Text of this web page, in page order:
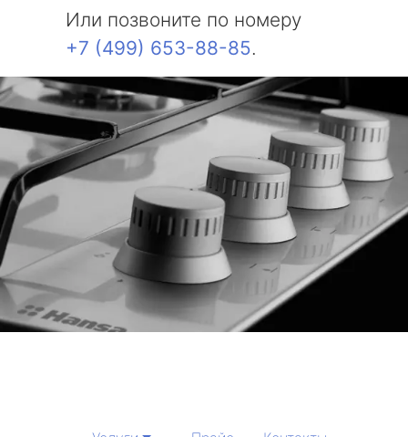
Или позвоните по номеру
+7 (499) 653-88-85.